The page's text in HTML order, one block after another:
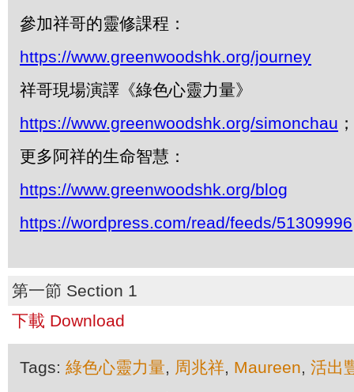
參加祥哥的靈修課程：
https://www.greenwoodshk.org/journey
祥哥現場演譯《綠色心靈力量》
https://www.greenwoodshk.org/simonchau
更多阿祥的生命智慧：
https://www.greenwoodshk.org/blog
https://wordpress.com/read/feeds/51309996
第一節 Section 1
下載 Download
Tags: 綠色心靈力量, 周兆祥, Maureen, 活出